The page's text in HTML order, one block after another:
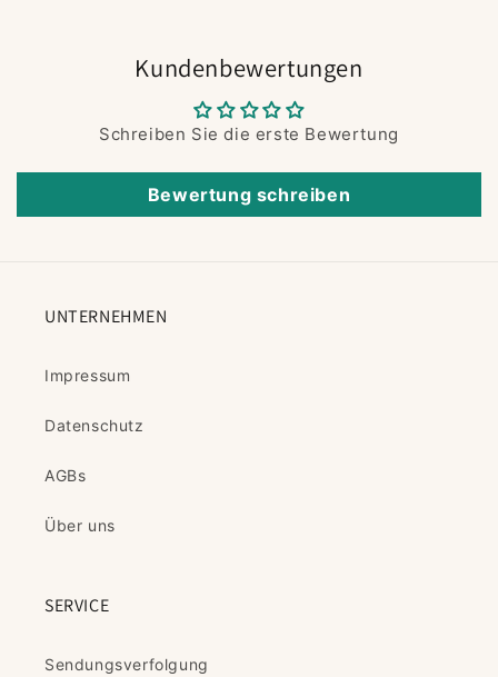
Kundenbewertungen
Schreiben Sie die erste Bewertung
Bewertung schreiben
UNTERNEHMEN
Impressum
Datenschutz
AGBs
Über uns
SERVICE
Sendungsverfolgung